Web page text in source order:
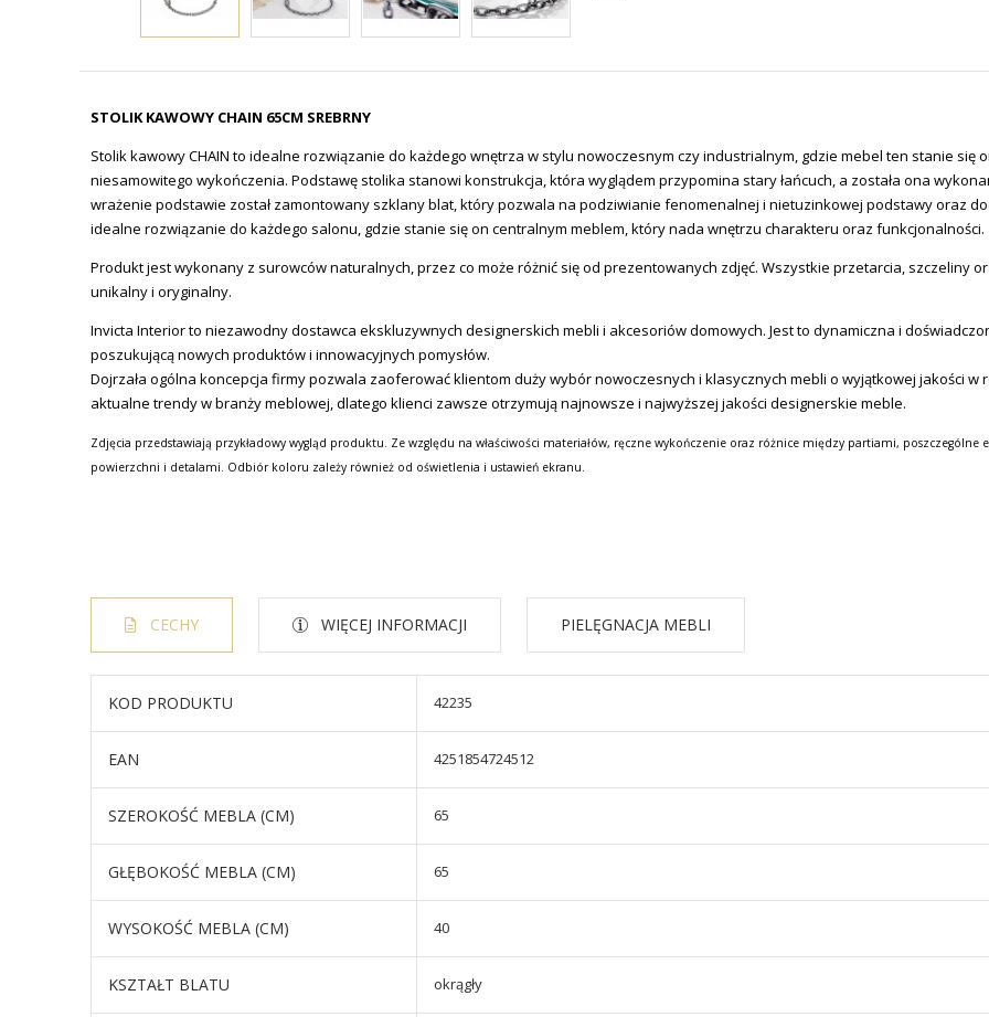
STOLIK KAWOWY CHAIN 65CM SREBRNY
Stolik kawowy CHAIN to idealne rozwiązanie do każdego wnętrza w stylu nowoczesnym czy industrialnym, gdzie mebel ten stanie
niesamowitego wykończenia. Podstawę stolika stanowi konstrukcja, która wyglądem przypomina stary łańcuch, a została ona
wrażenie podstawie został zamontowany szklany blat, który pozwala na podziwianie fenomenalnej i nietuzinkowej podstawy oraz
idealne rozwiązanie do każdego salonu, gdzie stanie się on centralnym meblem, który nada wnętrzu charakteru oraz funkcjonalności.
Produkt jest wykonany z surowców naturalnych, przez co może różnić się od prezentowanych zdjęć. Wszystkie przetarcia, szczeliny
unikalny i oryginalny.
Invicta Interiorto niezawodny dostawca ekskluzywnych designerskich mebli i akcesoriów domowych. Jest to dynamiczna i
poszukującą nowych produktów i innowacyjnych pomysłów.
Dojrzała ogólna koncepcja firmy pozwala zaoferować klientom duży wybór nowoczesnych i klasycznych mebli o wyjątkowej jakości w
aktualne trendy w branży meblowej, dlatego klienci zawsze otrzymują najnowsze i najwyższej jakości designerskie meble.
Zdjęcia przedstawiają przykładowy wygląd produktu. Ze względu na właściwości materiałów, ręczne wykończenie oraz różnice między partiami,
powierzchni i detalami. Odbiór koloru zależy również od oświetlenia i ustawień ekranu.
CECHY WIĘCEJ INFORMACJI PIELĘGNACJA MEBLI
KOD PRODUKTU 42235
EAN 4251854724512
SZEROKOŚĆ MEBLA (CM) 65
GŁĘBOKOŚĆ MEBLA (CM) 65
WYSOKOŚĆ MEBLA (CM) 40
KSZTAŁT BLATU okrągły